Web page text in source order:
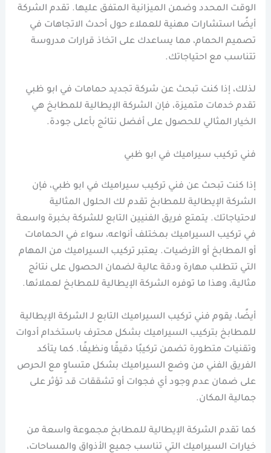
الوقت المحدد وضمن الميزانية المتفق عليها. تقدم الشركة
أيضًا استشارات مهنية للعملاء حول أحدث الاتجاهات في
تصميم الحمام، مما يساعدك على اتخاذ قرارات مدروسة
تتناسب مع احتياجاتك.
لذلك، إذا كنت تبحث عن شركة تجديد حمامات في ابو ظبي
تقدم خدمات متميزة، فإن الشركة الإيطالية للمطابخ هي
الخيار المثالي للحصول على أفضل نتائج بأعلى جودة.
فني تركيب سيراميك في ابو ظبي
إذا كنت تبحث عن فني تركيب سيراميك في ابو ظبي، فإن
الشركة الإيطالية للمطابخ تقدم لك الحلول المثالية
لاحتياجاتك. يتمتع فريق الفنيين التابع للشركة بخبرة واسعة
في تركيب السيراميك بمختلف أنواعه، سواء في الحمامات
أو المطابخ أو الأرضيات. يعتبر تركيب السيراميك من المهام
التي تتطلب مهارة ودقة عالية لضمان الحصول على نتائج
مثالية، وهذا ما توفره الشركة الإيطالية للمطابخ لعملائها.
أيضًا، يقوم فني تركيب السيراميك التابع لـ الشركة الإيطالية
للمطابخ بتركيب السيراميك بشكل محترف باستخدام أدوات
وتقنيات متطورة تضمن تركيبًا دقيقًا ونظيفًا. كما يتأكد
الفريق الفني من وضع السيراميك بشكل متساوٍ مع الحرص
على ضمان عدم وجود أي فجوات أو تشققات قد تؤثر على
جمالية المكان.
كما تقدم الشركة الإيطالية للمطابخ مجموعة واسعة من
خيارات السيراميك التي تناسب جميع الأذواق والمساحات،